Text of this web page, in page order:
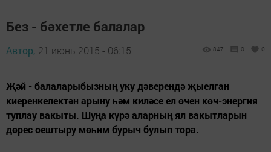
Без - бәхетле балалар
Автор, 21 июнь 2015 - 06:15 847 0 0
Җәй - балаларыбызның уку дәверендә җыелган
киеренкелектән арыну һәм киләсе ел өчен көч-энергия
туплау вакыты. Шуңа күрә аларның ял вакытларын
дөрес оештыру мөһим бурыч булып тора.